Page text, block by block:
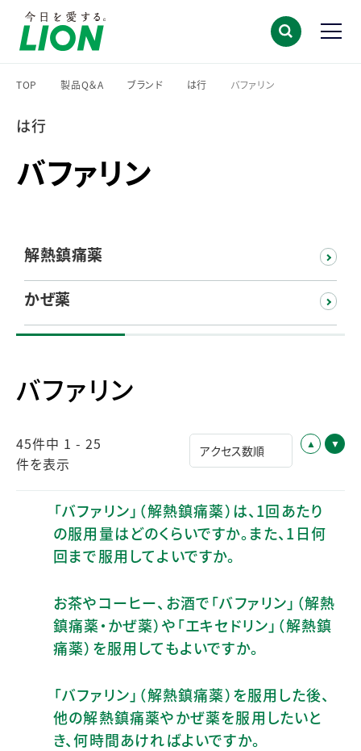
TOP
製品Q＆A
ブランド
は行
バファリン
は行
バファリン
解熱鎮痛薬
かぜ薬
バファリン
45件中 1 - 25
件を表示
「バファリン」（解熱鎮痛薬）は、1回あたり
の服用量はどのくらいですか。また、1日何
回まで服用してよいですか。
お茶やコーヒー、お酒で「バファリン」（解熱
鎮痛薬・かぜ薬）や「エキセドリン」（解熱鎮
痛薬）を服用してもよいですか。
「バファリン」（解熱鎮痛薬）を服用した後、
他の解熱鎮痛薬やかぜ薬を服用したいと
き、何時間あければよいですか。